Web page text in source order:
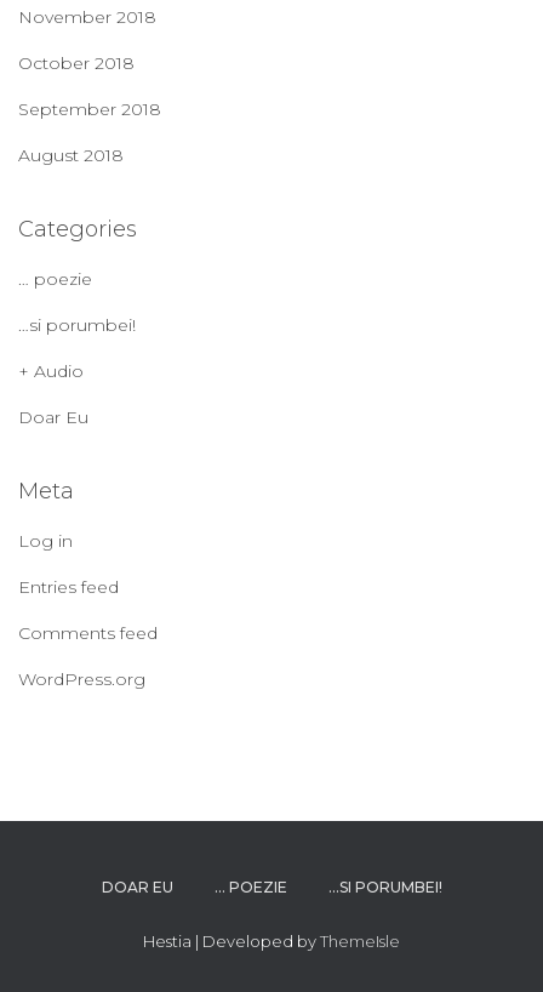
November 2018
October 2018
September 2018
August 2018
Categories
… poezie
…si porumbei!
+ Audio
Doar Eu
Meta
Log in
Entries feed
Comments feed
WordPress.org
DOAR EU … POEZIE …SI PORUMBEI!
Hestia | Developed byThemeIsle